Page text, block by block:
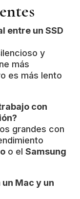
entre un SSD
y
más
es más lento
con
grandes con
o elSamsung
Mac y un